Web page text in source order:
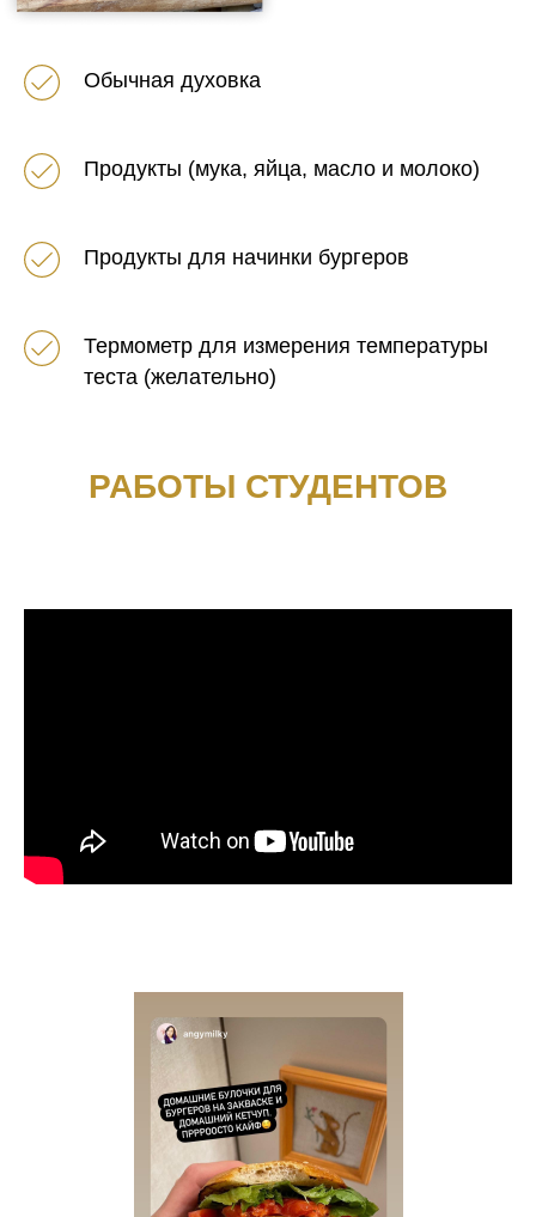
Обычная духовка
Продукты (мука, яйца, масло и молоко)
Продукты для начинки бургеров
Термометр для измерения температуры
теста (желательно)
РАБОТЫ СТУДЕНТОВ